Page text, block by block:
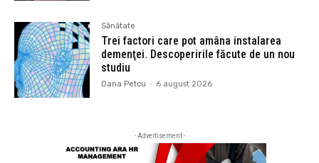
Sănătate
Trei factori care pot amâna instalarea
demenţei. Descoperirile făcute de un nou
studiu
Oana Petcu - 6 august 2026
- Advertisement -